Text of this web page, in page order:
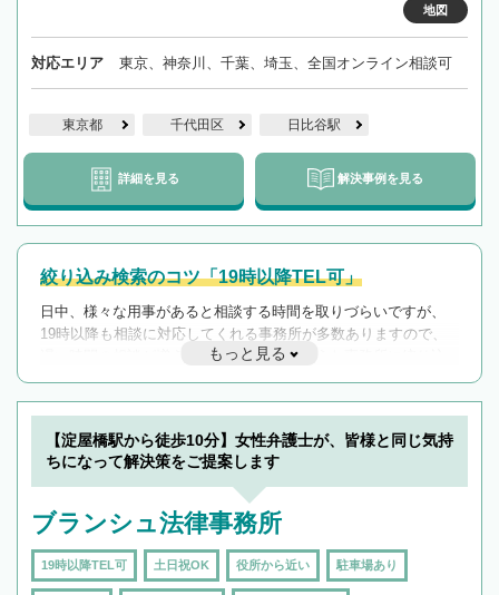
地図
対応エリア 東京、神奈川、千葉、埼玉、全国オンライン相談可
東京都 千代田区 日比谷駅
詳細を見る 解決事例を見る
絞り込み検索のコツ「19時以降TEL可」
日中、様々な用事があると相談する時間を取りづらいですが、
19時以降も相談に対応してくれる事務所が多数ありますので、
遅い時間の相談が増えそうな場合はそのような事務所に絞り込
んで検索してみましょう。
19時以降TEL可の条件
を加えて再検索
もっと見る
【淀屋橋駅から徒歩10分】女性弁護士が、皆様と同じ気持
ちになって解決策をご提案します
ブランシュ法律事務所
19時以降TEL可 土日祝OK 役所から近い 駐車場あり